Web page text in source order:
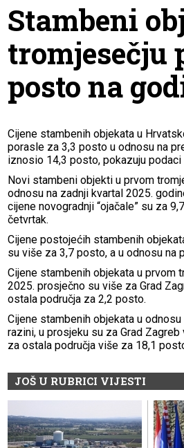
Stambeni
tromjesečju
posto na
Cijene stambenih objekata u
porasle za 3,3 posto u odnosu na
iznosio 14,3 posto, pokazuju
Novi stambeni objekti u prvom
odnosu na zadnji kvartal 2025.
cijene novogradnji “ojačale” su za
četvrtak.
Cijene postojećih stambenih
su više za 3,7 posto, a u odnosu na
Cijene stambenih objekata u prvom
2025. prosječno su više za Grad
ostala područja za 2,2 posto.
Cijene stambenih objekata u
razini, u prosjeku su za Grad
za ostala područja više za 18,1
JOŠ U RUBRICI VIJESTI